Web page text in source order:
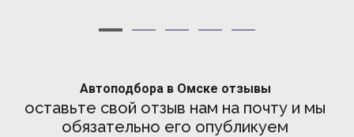
Автоподбора в Омске отзывы
оставьте свой отзыв нам на почту и мы
обязательно его опубликуем